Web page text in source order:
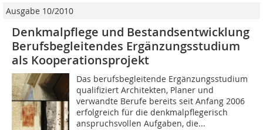
Ausgabe 10/2010
Denkmalpflege und Bestandsentwicklung
Berufsbegleitendes Ergänzungsstudium
als Kooperationsprojekt
Das berufsbegleitende Ergänzungsstudium
qualifiziert Architekten, Planer und
verwandte Berufe bereits seit Anfang 2006
erfolgreich für die denkmalpflegerisch
anspruchsvollen Aufgaben, die...